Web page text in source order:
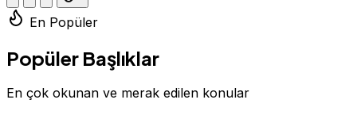
En Popüler
Popüler Başlıklar
En çok okunan ve merak edilen konular